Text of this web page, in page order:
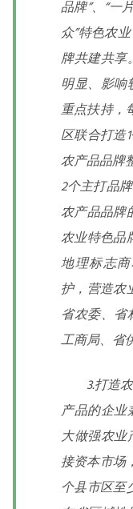
品牌”、“一
众”特色农
牌共建共享
明显、影响
重点扶持，
区联合打造
农产品品牌
2个主打品
农产品品牌
农业特色品
地理标志
护，营造农
省农委、
工商局、省
3.打造农
产品的企业
大做强农业
接资本市场
个县市区至